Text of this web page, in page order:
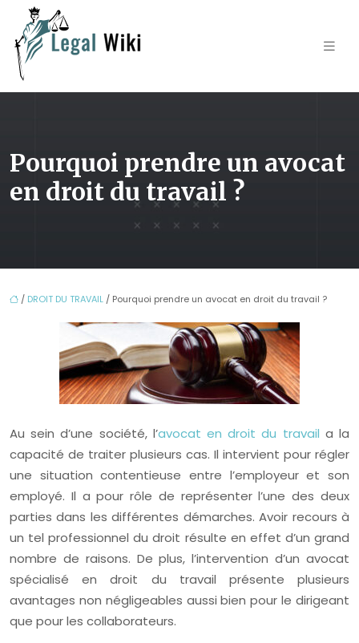
Pourquoi prendre un avocat
en droit du travail ?
/ DROIT DU TRAVAIL / Pourquoi prendre un avocat en droit du travail ?
Au sein d’une société, l’avocat en droit du travail a la
capacité de traiter plusieurs cas. Il intervient pour régler
une situation contentieuse entre l’employeur et son
employé. Il a pour rôle de représenter l’une des deux
parties dans les différentes démarches. Avoir recours à
un tel professionnel du droit résulte en effet d’un grand
nombre de raisons. De plus, l’intervention d’un avocat
spécialisé en droit du travail présente plusieurs
avantages non négligeables aussi bien pour le dirigeant
que pour les collaborateurs.